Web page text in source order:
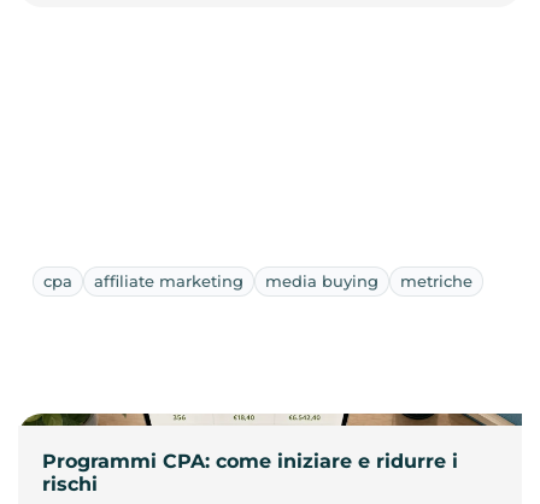
cpa affiliate marketing media buying metriche
Programmi CPA: come iniziare e ridurre i
rischi